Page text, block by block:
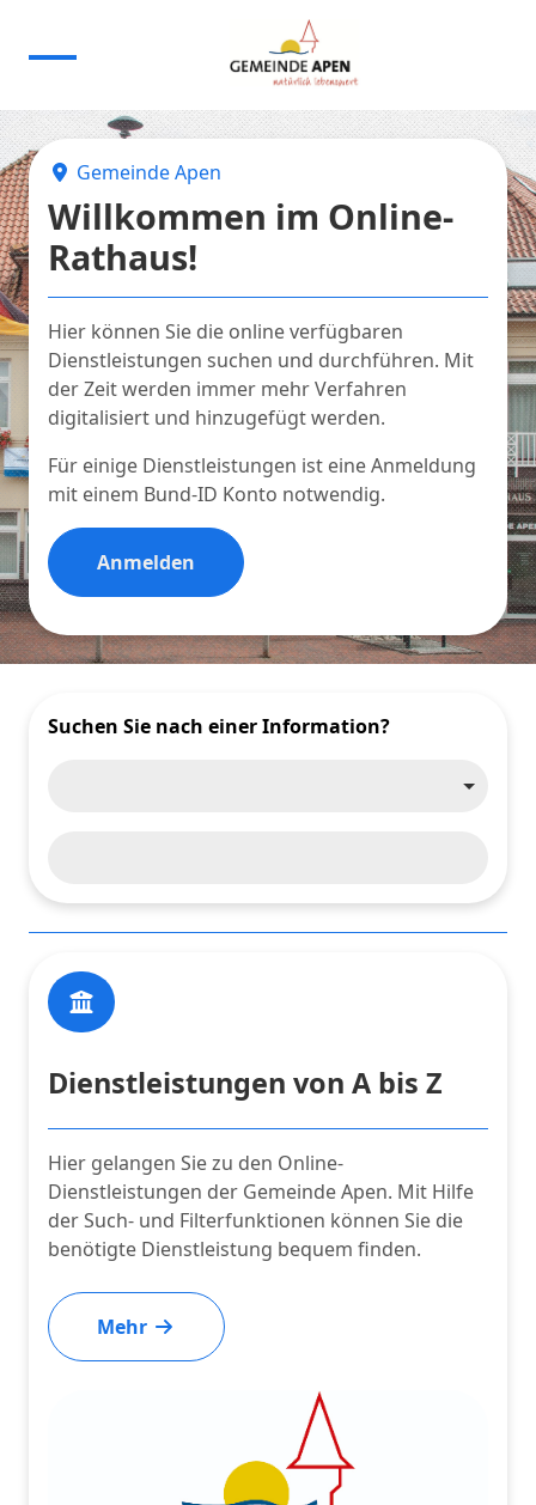
Gemeinde Apen
Willkommen im Online-
Rathaus!
Hier können Sie die online verfügbaren
Dienstleistungen suchen und durchführen. Mit
der Zeit werden immer mehr Verfahren
digitalisiert und hinzugefügt werden.
Für einige Dienstleistungen ist eine Anmeldung
mit einem Bund-ID Konto notwendig.
Anmelden
Suchen Sie nach einer Information?
Dienstleistungen von A bis Z
Hier gelangen Sie zu den Online-
Dienstleistungen der Gemeinde Apen. Mit Hilfe
der Such- und Filterfunktionen können Sie die
benötigte Dienstleistung bequem finden.
Mehr